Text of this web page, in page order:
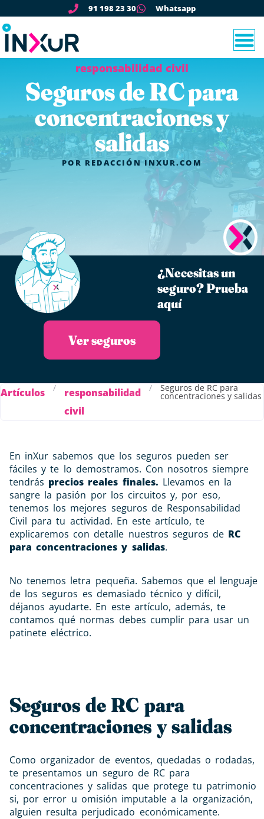
91 198 23 30 Whatsapp
responsabilidad civil
Seguros de RC para
concentraciones y
salidas
PORREDACCIÓN INXUR.COM
¿Necesitas un
seguro?​ Prueba
aquí
Ver seguros
Artículos /
responsabilidad
civil
/ Seguros de RC para
concentraciones y salidas
En inXur sabemos que los seguros pueden ser
fáciles y te lo demostramos. Con nosotros siempre
tendrás precios reales finales. Llevamos en la
sangre la pasión por los circuitos y, por eso,
tenemos los mejores seguros de Responsabilidad
Civil para tu actividad. En este artículo, te
explicaremos con detalle nuestros seguros de RC
para concentraciones y salidas.
No tenemos letra pequeña. Sabemos que el lenguaje
de los seguros es demasiado técnico y difícil,
déjanos ayudarte. En este artículo, además, te
contamos qué normas debes cumplir para usar un
patinete eléctrico.
Seguros de RC para
concentraciones y salidas
Como organizador de eventos, quedadas o rodadas,
te presentamos un seguro de RC para
concentraciones y salidas que protege tu patrimonio
si, por error u omisión imputable a la organización,
alguien resulta perjudicado económicamente.